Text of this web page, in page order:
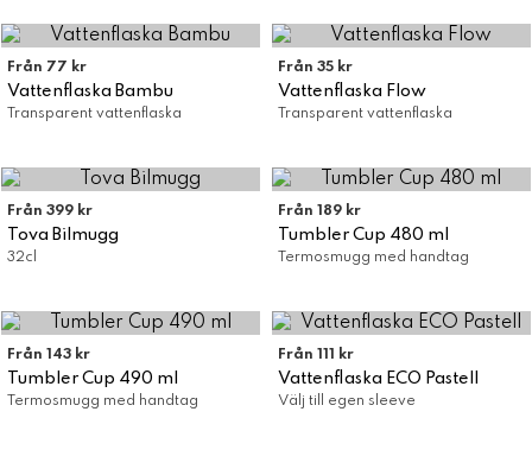
Från 77 kr
Vattenflaska Bambu
Transparent vattenflaska
Från 35 kr
Vattenflaska Flow
Transparent vattenflaska
Från 399 kr
Tova Bilmugg
32cl
Från 189 kr
Tumbler Cup 480 ml
Termosmugg med handtag
Från 143 kr
Tumbler Cup 490 ml
Termosmugg med handtag
Från 111 kr
Vattenflaska ECO Pastell
Välj till egen sleeve